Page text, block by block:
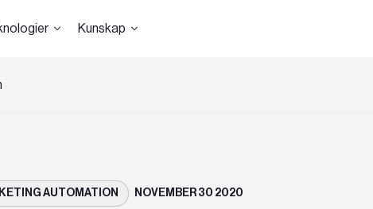
Kunskap
AUTOMATION NOVEMBER 30 2020